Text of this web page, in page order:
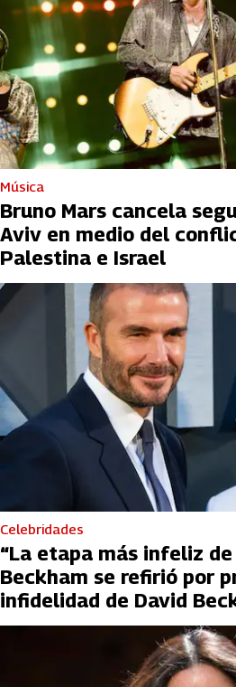
Música
Bruno Mars cancela
Aviv en medio del
Palestina e Israel
Celebridades
“La etapa más infeliz
Beckham se refirió por
infidelidad de David